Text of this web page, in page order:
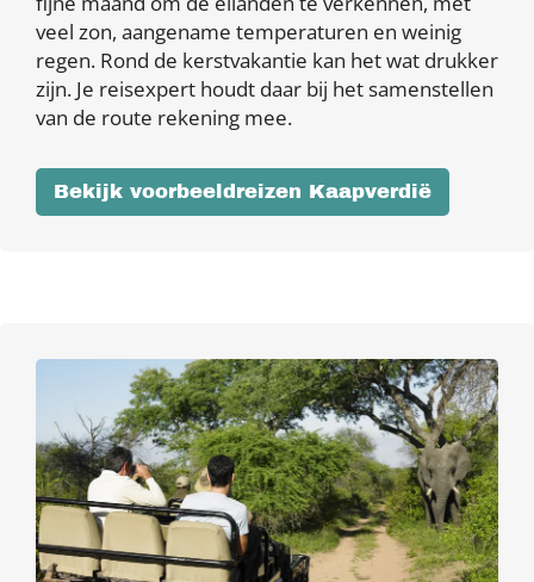
veel zon, aangename temperaturen en weinig
regen. Rond de kerstvakantie kan het wat drukker
zijn. Je reisexpert houdt daar bij het samenstellen
van de route rekening mee.
Bekijk voorbeeldreizen Kaapverdië